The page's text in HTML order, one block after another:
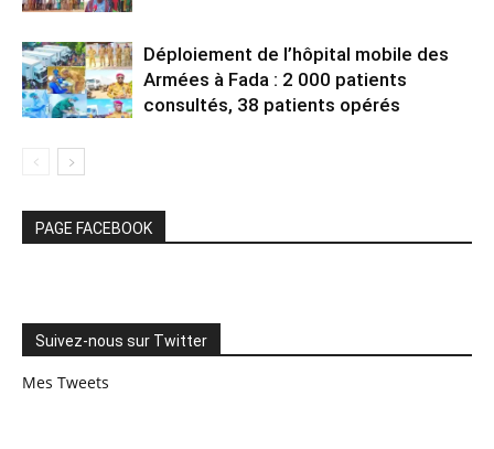
Déploiement de l’hôpital mobile des
Armées à Fada : 2 000 patients
consultés, 38 patients opérés
PAGE FACEBOOK
Suivez-nous sur Twitter
Mes Tweets